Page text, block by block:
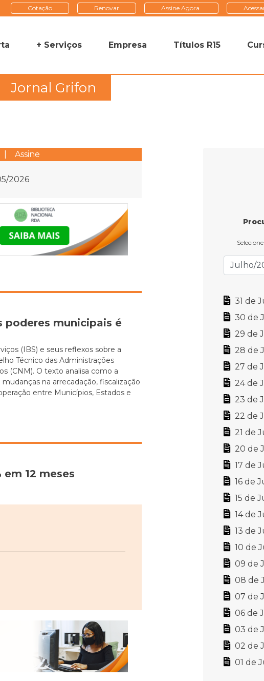
Cotação Renovar Assine Agora
+ Serviços Empresa Títulos R15
Jornal Grifon
Assine
2026
poderes municipais é
(IBS) e seus reflexos sobre a
Técnico das Administrações
(CNM). O texto analisa como a
na arrecadação, fiscalização
entre Municípios, Estados e
12 meses
31 de
30 de
29 de
28 de
27 de
24 de
23 de
22 de
21 de
20 de
17 de
16 de
15 de
14 de
13 de
10 de
09 de
08 de
07 de
06 de
03 de
02 de
01 de